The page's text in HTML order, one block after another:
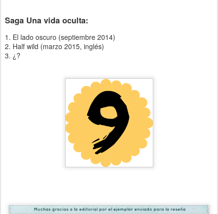
Saga Una vida oculta:
1. El lado oscuro (septiembre 2014)
2. Half wild (marzo 2015, inglés)
3. ¿?